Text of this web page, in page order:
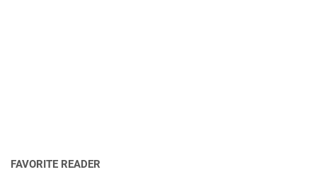
FAVORITE READER